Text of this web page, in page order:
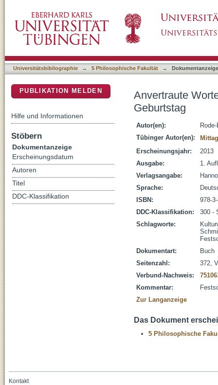
Universitätsbibliographie → 5 Philosophische Fakultät → Dokumentanzeige
Anvertraute
Geburtstag
Autor(en):
Tübinger Autor(en):
Erscheinungsjahr:
2013
Ausgabe:
1.
Verlagsangabe:
Sprache:
ISBN:
978-
DDC-Klassifikation:
300 -
Schlagworte:
Dokumentart:
Buch
Seitenzahl:
372,
Verbund-Nachweis:
Kommentar:
Zur Langanzeige
Das Dokument
5 Philosophische
PUBLIKATION MELDEN
Hilfe und Informationen
Stöbern
Dokumentanzeige
Erscheinungsdatum
Autoren
Titel
DDC-Klassifikation
Kontakt